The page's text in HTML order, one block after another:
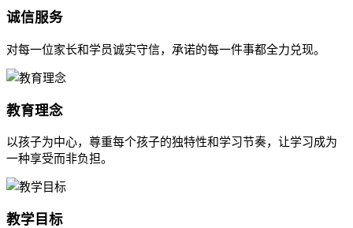
诚信服务
对每一位家长和学员诚实守信，承诺的每一件事都全力兑现。
教育理念
以孩子为中心，尊重每个孩子的独特性和学习节奏，让学习成为
一种享受而非负担。
教学目标